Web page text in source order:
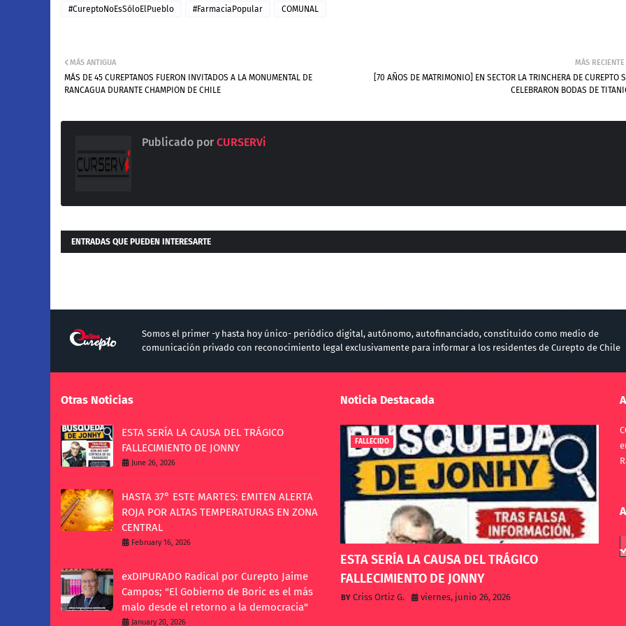
#CureptoNoEsSóloElPueblo #FarmaciaPopular COMUNAL
MÁS RECIENTE
[70 AÑOS DE MATRIMONIO] EN SECTOR LA TRINCHERA DE CUREPTO
CELEBRARON BODAS DE
MÁS ANTIGUA
MÁS DE 45 CUREPTANOS FUERON INVITADOS A LA MONUMENTAL DE
RANCAGUA DURANTE CHAMPION DE CHILE
Publicado por CURSERVi
ENTRADAS QUE PUEDEN INTERESARTE
Somos el primer -y hasta hoy único- periódico digital, autónomo, autofinanciado, constituido como medio de
comunicación privado con reconocimiento legal exclusivamente para informar a los residentes de Curepto de Chile
Otras Noticias
ESTA SERÍA LA CAUSA DEL TRÁGICO
FALLECIMIENTO DE JONNY
June 26, 2026
HASTA 37° ESTE MARTES: EMITEN ALERTA
ROJA POR ALTAS TEMPERATURAS EN ZONA
CENTRAL
February 16, 2026
exDIPURADO Radical por Curepto Jaime
Campos; "El Gobierno de Boric es el más
malo desde el retorno a la democracia"
January 20, 2026
Noticia Destacada
FALLECIDO
ESTA SERÍA LA CAUSA DEL TRÁGICO
FALLECIMIENTO DE JONNY
Criss Ortiz G. viernes, junio 26, 2026